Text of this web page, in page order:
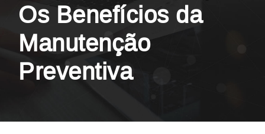
Os Benefícios da
Manutenção
Preventiva